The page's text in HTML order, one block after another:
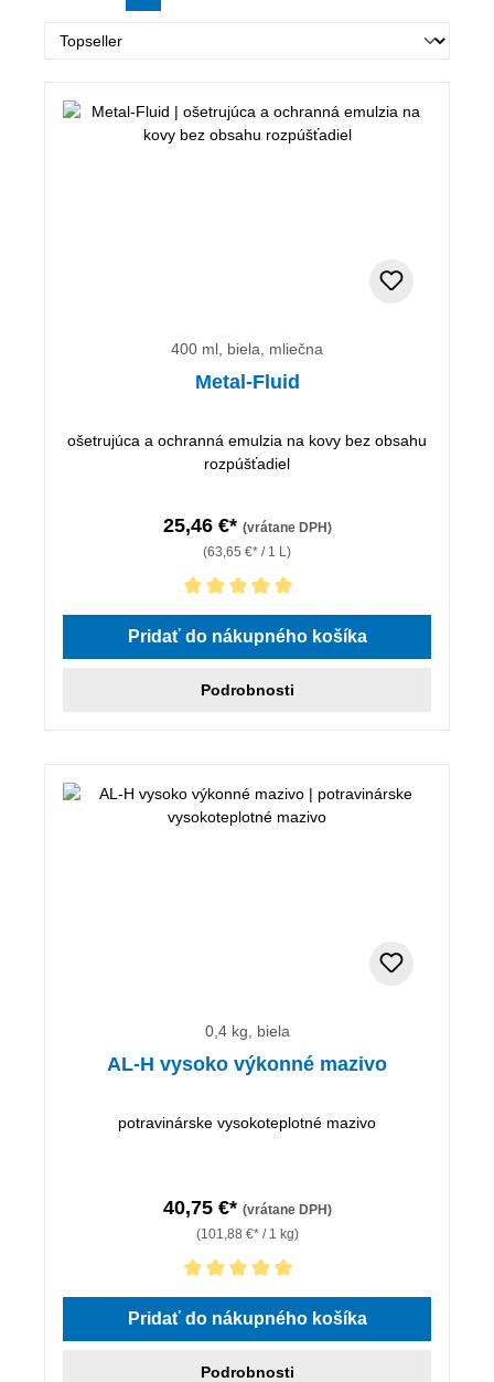
400 ml, biela, mliečna
Metal-Fluid
ošetrujúca a ochranná emulzia na kovy bez obsahu
rozpúšťadiel
25,46 €* (vrátane DPH)
(63,65 €* / 1 L)
Priemerné hodnotenie 5 z 5 hviezdičiek
Pridať do nákupného košíka
Podrobnosti
0,4 kg, biela
AL-H vysoko výkonné mazivo
potravinárske vysokoteplotné mazivo
40,75 €* (vrátane DPH)
(101,88 €* / 1 kg)
Priemerné hodnotenie 5 z 5 hviezdičiek
Pridať do nákupného košíka
Podrobnosti